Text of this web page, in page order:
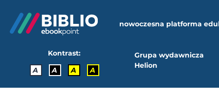
nowoczesna platforma
Kontrast:
A
A A A
Grupa wydawnicza
Helion